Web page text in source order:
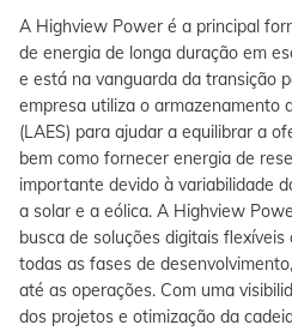
A Highview Power é a principal
de energia de longa duração em
e está na vanguarda da transição
empresa utiliza o armazenamento
(LAES) para ajudar a equilibrar a
bem como fornecer energia de
importante devido à variabilidade
a solar e a eólica. A Highview
busca de soluções digitais
todas as fases de
até as operações. Com uma
dos projetos e otimização da